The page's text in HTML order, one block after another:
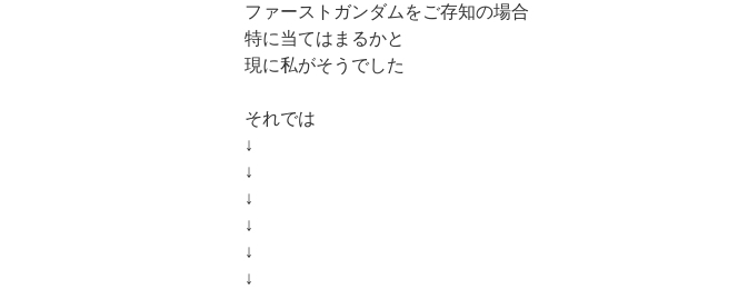
ファーストガンダムをご存知の場合
特に当てはまるかと
現に私がそうでした
それでは
↓
↓
↓
↓
↓
↓